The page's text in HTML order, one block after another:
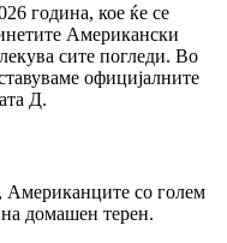
година, кое ќе се
Американски
сите погледи. Во
официјалните
Д.
со голем
домашен терен.